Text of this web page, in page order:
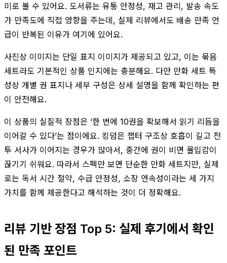
미로 볼 수 있어요. 도서류는 유통 안정성, 재고 관리, 발송 속도
가 만족도에 직접 영향을 주는데, 실제 리뷰에서도 배송 만족 언
급이 반복된 이유가 여기에 있어요.
사진상 이미지는 단일 표지 이미지가 제공되고 있고, 이는 묶음
세트라도 기본적인 상품 인지에는 충분해요. 다만 만화 세트 특
성상 개별 권 표지나 세부 구성은 상세 설명을 함께 확인하는 편
이 안전해요.
이 상품의 실질적 장점은 ‘한 번에 10권을 확보해서 읽기 리듬을
이어갈 수 있다’는 점이에요. 킹덤은 챕터 구조상 호흡이 길고 전
투 서사가 이어지는 경우가 많아서, 중간에 권이 비면 몰입감이
끊기기 쉬워요. 따라서 스펙만 보면 단순한 만화 세트지만, 실제
로는 독서 시간 절약, 수급 안정성, 소장 연속성이라는 세 가지
가치를 함께 제공한다고 해석하는 것이 더 정확해요.
리뷰 기반 장점 Top 5: 실제 후기에서 확인
된 만족 포인트